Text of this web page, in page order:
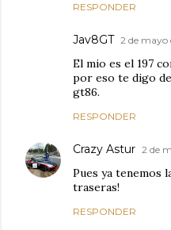
RESPONDER
Jav8GT 2 de mayo
El mio es el 197
por eso te digo
gt86.
RESPONDER
Crazy Astur 2 de
Pues ya tenemos
traseras!
RESPONDER